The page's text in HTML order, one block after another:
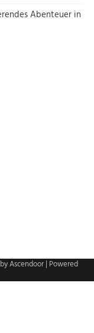
Abenteuer in
Ascendoor| Powered